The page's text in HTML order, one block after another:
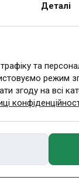
Угоду
Деталі
та
режим
на всі